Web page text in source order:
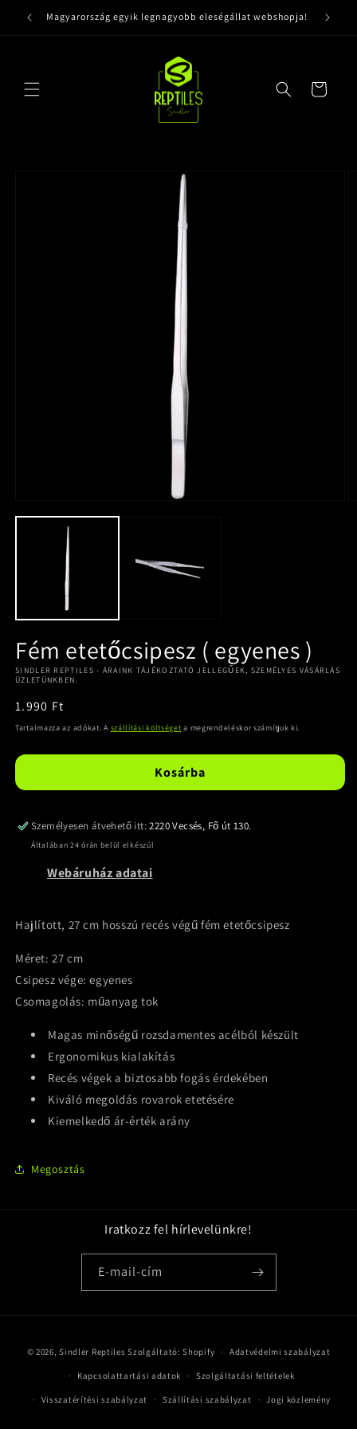
tartalomhoz
Magyarország egyik legnagyobb eleségállat webshopja!
Kosár
Fém etetőcsipesz ( egyenes )
SINDLER REPTILES - ÁRAINK TÁJÉKOZTATÓ JELLEGŰEK, SZEMÉLYES VÁSÁRLÁS
ÜZLETÜNKBEN.
Normál
ár
1.990 Ft
Tartalmazza az adókat. A szállítási költséget a megrendeléskor számítjuk ki.
Kosárba
Személyesen átvehető itt:2220 Vecsés, Fő út 130.
Általában 24 órán belül elkészül
Webáruház adatai
Hajlított, 27 cm hosszú recés végű fém etetőcsipesz
Méret: 27 cm
Csipesz vége: egyenes
Csomagolás: műanyag tok
Magas minőségű rozsdamentes acélból készült
Ergonomikus kialakítás
Recés végek a biztosabb fogás érdekében
Kiváló megoldás rovarok etetésére
Kiemelkedő ár-érték arány
Megosztás
Iratkozz fel hírlevelünkre!
E-mail-cím
módok
© 2026,Sindler Reptiles Szolgáltató: Shopify Adatvédelmi szabályzat
Kapcsolattartási adatok Szolgáltatási feltételek
Visszatérítési szabályzat Szállítási szabályzat Jogi közlemény